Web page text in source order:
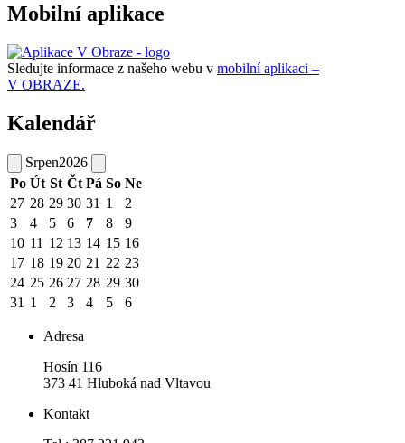
Mobilní aplikace
Sledujte informace z našeho webu v mobilní aplikaci –
V OBRAZE.
Kalendář
Srpen2026
Po Út St Čt Pá So Ne
27 28 29 30 31 1
2
3
4 5 6 7 8
9
10 11 12 13 14 15 16
17 18 19 20 21 22 23
24 25 26 27 28 29 30
31 1 2 3 4 5 6
Adresa
Hosín 116
373 41 Hluboká nad Vltavou
Kontakt